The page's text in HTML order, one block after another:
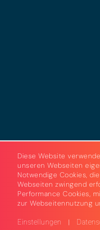
Diese Website
unseren Webseiten
Notwendige Cookies,
Webseiten zwingend
Performance Cookies,
zur Webseitennutzung
Einstellungen |